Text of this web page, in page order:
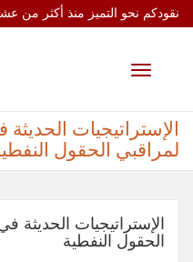
نقودكم نحو التميز منذ أكثر من
Toggle
الإستراتيجيات
لمراقبي الحقول
الإستراتيجيات الحديثة
الحقول النفطية